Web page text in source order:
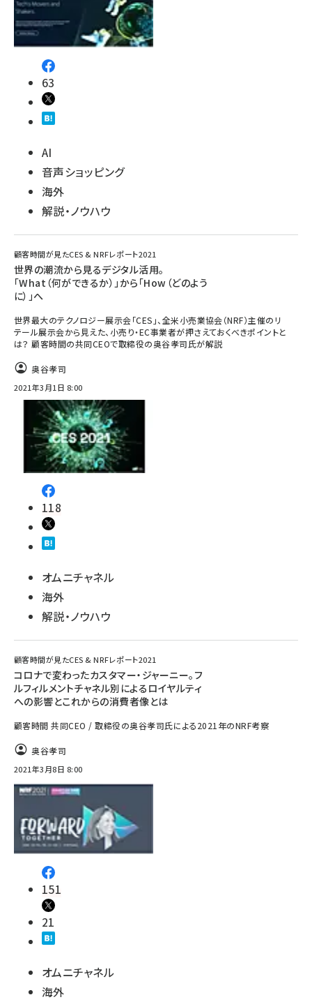
63
AI
音声ショッピング
海外
解説・ノウハウ
顧客時間が見たCES & NRFレポート2021
世界の潮流から見るデジタル活用。
「What（何ができるか）」から「How（どのよう
に）」へ
世界最大のテクノロジー展示会「CES」、全米小売業協会（NRF）主催のリ
テール展示会から見えた、小売り・EC事業者が押さえておくべきポイントと
は？ 顧客時間の共同CEOで取締役の奥谷孝司氏が解説
奥谷孝司
2021年3月1日 8:00
118
オムニチャネル
海外
解説・ノウハウ
顧客時間が見たCES & NRFレポート2021
コロナで変わったカスタマー・ジャーニー。フ
ルフィルメントチャネル別によるロイヤルティ
への影響とこれからの消費者像とは
顧客時間 共同CEO / 取締役の奥谷孝司氏による2021年のNRF考察
奥谷孝司
2021年3月8日 8:00
151
21
オムニチャネル
海外